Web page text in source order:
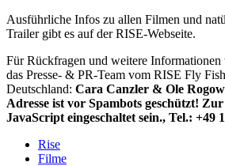
Ausführliche Infos zu allen Filmen und
Trailer gibt es auf der RISE-Webseite.
Für Rückfragen und weitere Informationen
das Presse- & PR-Team vom RISE Fly
Deutschland: Cara Canzler & Ole
Adresse ist vor Spambots geschützt! Zur
JavaScript eingeschaltet sein., Tel.: +49
Rise
Filme